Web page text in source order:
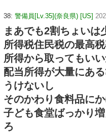
38: 警備員[Lv.35](奈良県) [US]
まあでも2割ちょいは
所得税住民税の最高
所得から取ってもい
配当所得が大量にあ
うけないし
そのかわり食料品に
子ども食堂ばっかり
ろ